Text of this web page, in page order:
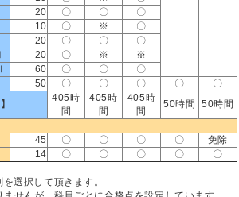
20 〇 〇
〇
10 〇 ※
〇
20 〇 〇
〇
20 〇 ※
※
60 〇 〇
〇
50 〇 〇 〇 〇
〇
405時
間
405時
間
405時
間
50時間
50時間
45 〇 〇 〇 〇
免除
14 〇 〇 〇 〇
〇
選択して頂きます。